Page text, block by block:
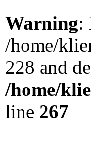
Warning:
/home/
228 and
/home/
line 267